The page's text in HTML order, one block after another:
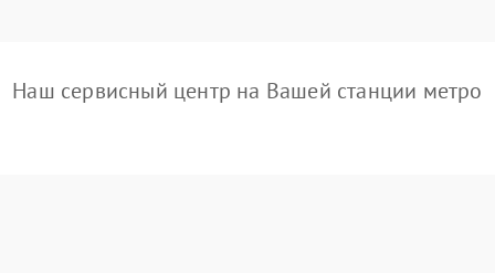
Наш сервисный центр на Вашей станции метро